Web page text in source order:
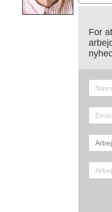
For